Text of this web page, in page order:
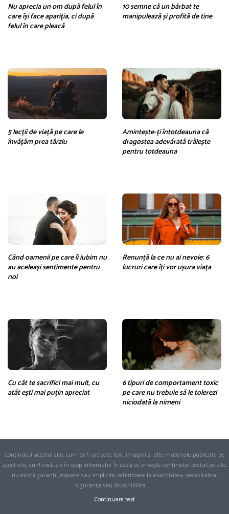
Nu aprecia un om după felul în
care își face apariția, ci după
felul în care pleacă
10 semne că un bărbat te
manipulează și profită de tine
5 lecții de viață pe care le
învățăm prea târziu
Amintește-ți întotdeauna că
dragostea adevărată trăiește
pentru totdeauna
Când oamenii pe care îi iubim nu
au aceleași sentimente pentru
noi
Renunță la ce nu ai nevoie: 6
lucruri care îți vor ușura viața
Cu cât te sacrifici mai mult, cu
atât ești mai puțin apreciat
6 tipuri de comportament toxic
pe care nu trebuie să le tolerezi
niciodată la nimeni
Conținutul acestui site, cum ar fi articole, text, imagini și alte materiale publicate pe
acest site, sunt exclusiv în scop informativ. În ceea ce privește conținutul postat pe site,
nu există garanții, exprese sau implicite, referitoare la exactitatea, necesitatea,
siguranța sau disponibilita...
Continuare text